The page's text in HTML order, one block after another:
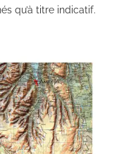
qu’à titre indicatif.